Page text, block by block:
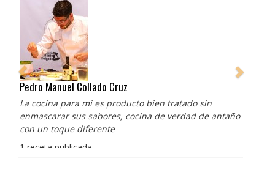
Pedro Manuel Collado Cruz
La cocina para mi es producto bien tratado sin
enmascarar sus sabores, cocina de verdad de antaño
con un toque diferente
1 receta publicada